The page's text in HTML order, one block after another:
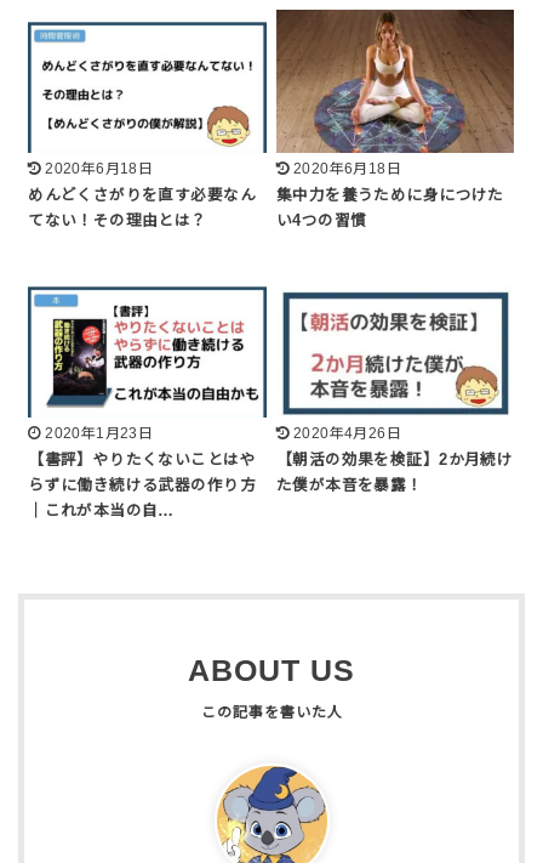
2020年6月18日
めんどくさがりを直す必要なん
てない！その理由とは？
2020年6月18日
集中力を養うために身につけた
い4つの習慣
2020年1月23日
【書評】やりたくないことはや
らずに働き続ける武器の作り方
｜これが本当の自…
2020年4月26日
【朝活の効果を検証】2か月続け
た僕が本音を暴露！
ABOUT US